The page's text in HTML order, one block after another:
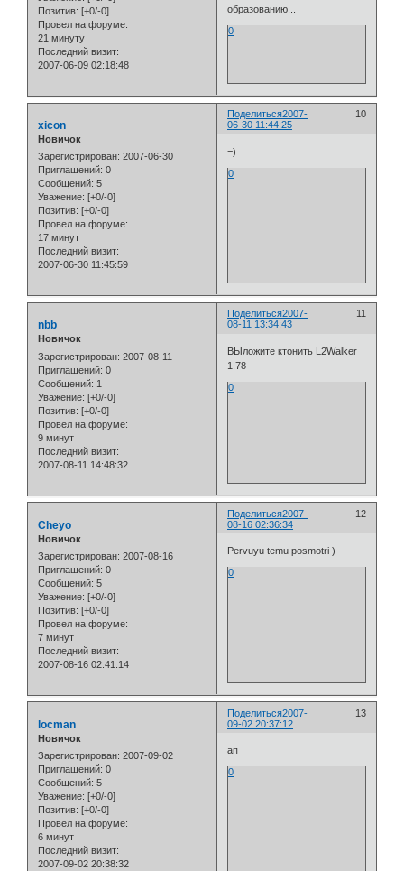
Позитив: [+0/-0]
Провел на форуме:
21 минуту
Последний визит:
2007-06-09 02:18:48
образованию...
0
Поделиться 10
2007-
06-30 11:44:25
xicon
Новичок
Зарегистрирован: 2007-06-30
Приглашений: 0
Сообщений: 5
Уважение: [+0/-0]
Позитив: [+0/-0]
Провел на форуме:
17 минут
Последний визит:
2007-06-30 11:45:59
=)
0
Поделиться 11
2007-
08-11 13:34:43
nbb
Новичок
Зарегистрирован: 2007-08-11
Приглашений: 0
Сообщений: 1
Уважение: [+0/-0]
Позитив: [+0/-0]
Провел на форуме:
9 минут
Последний визит:
2007-08-11 14:48:32
ВЫложите ктонить L2Walker
1.78
0
Поделиться 12
2007-
08-16 02:36:34
Cheyo
Новичок
Зарегистрирован: 2007-08-16
Приглашений: 0
Сообщений: 5
Уважение: [+0/-0]
Позитив: [+0/-0]
Провел на форуме:
7 минут
Последний визит:
2007-08-16 02:41:14
Pervuyu temu posmotri )
0
Поделиться 13
2007-
09-02 20:37:12
locman
Новичок
Зарегистрирован: 2007-09-02
Приглашений: 0
Сообщений: 5
Уважение: [+0/-0]
Позитив: [+0/-0]
Провел на форуме:
6 минут
Последний визит:
2007-09-02 20:38:32
ап
0